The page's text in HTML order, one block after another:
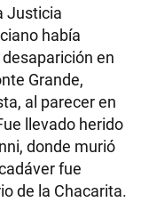
Justicia
había
en
Grande,
al parecer en
llevado herido
donde murió
fue
de la Chacarita.